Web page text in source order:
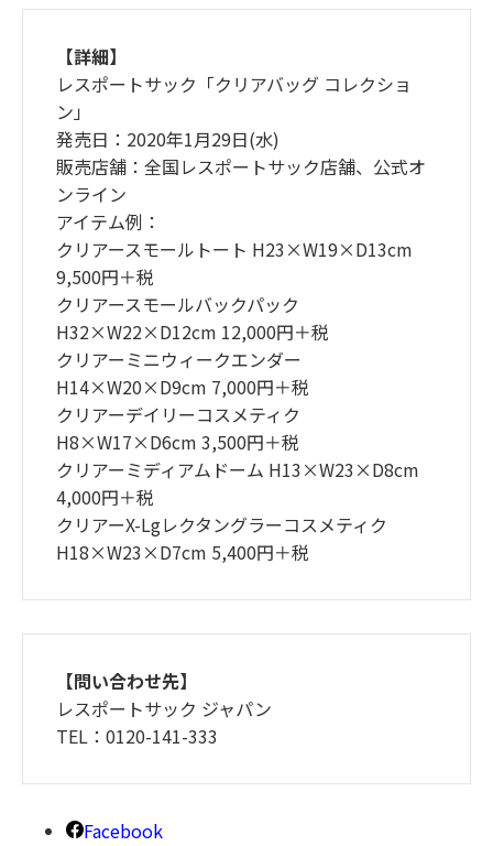
【詳細】
レスポートサック「クリアバッグ コレクショ
ン」
発売日：2020年1月29日(水)
販売店舗：全国レスポートサック店舗、公式オ
ンライン
アイテム例：
クリアースモールトート H23×W19×D13cm
9,500円＋税
クリアースモールバックパック
H32×W22×D12cm 12,000円＋税
クリアーミニウィークエンダー
H14×W20×D9cm 7,000円＋税
クリアーデイリーコスメティク
H8×W17×D6cm 3,500円＋税
クリアーミディアムドーム H13×W23×D8cm
4,000円＋税
クリアーX-Lgレクタングラーコスメティク
H18×W23×D7cm 5,400円＋税
【問い合わせ先】
レスポートサック ジャパン
TEL：0120-141-333
Facebook